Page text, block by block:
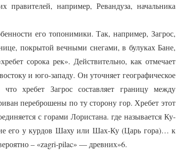
например, Ревандуза, начальника
его топонимики. Так, например, Загрос,
покрытой вечными снегами, в булуках Бане,
сорока рек». Действительно, как отмечает
и юго-западу. Он уточняет географическое
хребет Загрос составляет границу между
переброшены по ту сторону гор. Хребет этот
с горами Лористана. где называется Ку-
его у курдов Шаху или Шах-Ку (Царь гора)… к
– «zagri-pilac» — древних»6.